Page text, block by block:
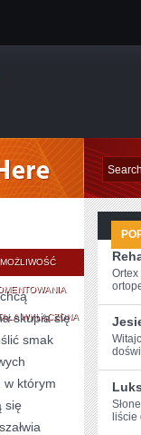
MOŻLIWOŚĆ
PRZEWODNIK
PO
ZIOŁACH
WYŁĄCZONA
skupia się
smak
w którym
się
liście